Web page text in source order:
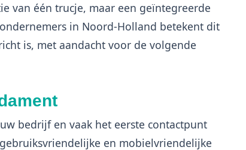
van één trucje, maar een geïntegreerde
in Noord-Holland betekent dit
is, met aandacht voor de volgende
bedrijf en vaak het eerste contactpunt
en mobielvriendelijke